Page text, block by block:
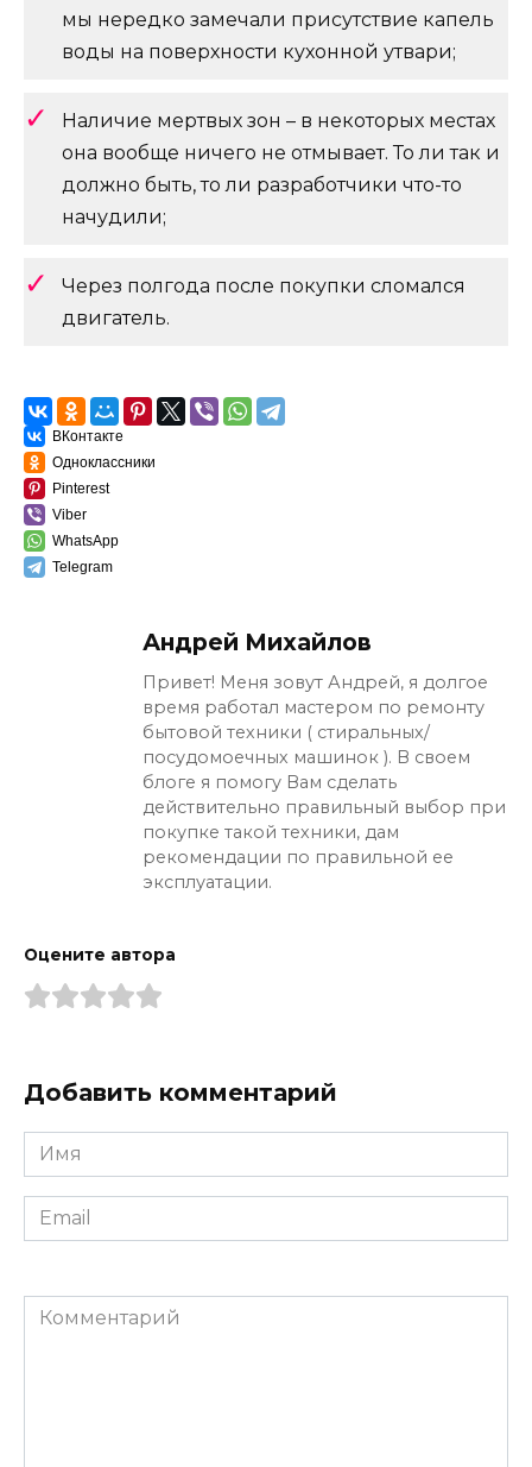
мы нередко замечали присутствие капель
воды на поверхности кухонной утвари;
Наличие мертвых зон – в некоторых местах
она вообще ничего не отмывает. То ли так и
должно быть, то ли разработчики что-то
начудили;
Через полгода после покупки сломался
двигатель.
ВКонтакте
Одноклассники
Pinterest
Viber
WhatsApp
Telegram
Андрей Михайлов
Привет! Меня зовут Андрей, я долгое
время работал мастером по ремонту
бытовой техники ( стиральных/
посудомоечных машинок ). В своем
блоге я помогу Вам сделать
действительно правильный выбор при
покупке такой техники, дам
рекомендации по правильной ее
эксплуатации.
Оцените автора
Добавить комментарий
Имя
*
Email
*
Комментарий